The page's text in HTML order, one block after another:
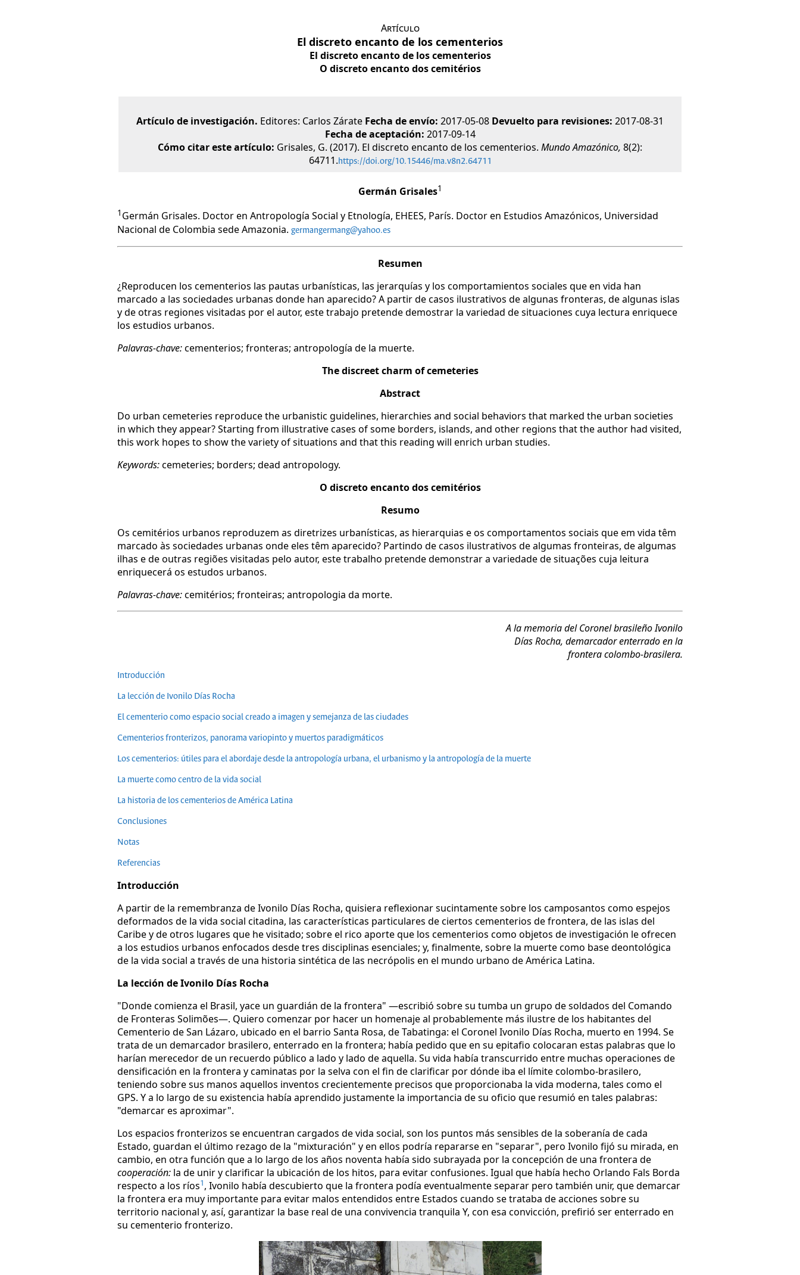
Artículo
El discreto encanto de los cementerios
El discreto encanto de los cementerios
O discreto encanto dos cemitérios
Artículo de investigación. Editores: Carlos Zárate Fecha de envío: 2017-05-08 Devuelto para revisiones: 2017-08-31
Fecha de aceptación: 2017-09-14
Cómo citar este artículo: Grisales, G. (2017). El discreto encanto de los cementerios. Mundo Amazónico, 8(2):
64711.https://doi.org/10.15446/ma.v8n2.64711
Germán Grisales1
1 Germán Grisales. Doctor en Antropología Social y Etnología, EHEES, París. Doctor en Estudios Amazónicos, Universidad
Nacional de Colombia sede Amazonia. germangermang@yahoo.es
Resumen
¿Reproducen los cementerios las pautas urbanísticas, las jerarquías y los comportamientos sociales que en vida han
marcado a las sociedades urbanas donde han aparecido? A partir de casos ilustrativos de algunas fronteras, de algunas islas
y de otras regiones visitadas por el autor, este trabajo pretende demostrar la variedad de situaciones cuya lectura enriquece
los estudios urbanos.
Palavras-chave:cementerios; fronteras; antropología de la muerte.
The discreet charm of cemeteries
Abstract
Do urban cemeteries reproduce the urbanistic guidelines, hierarchies and social behaviors that marked the urban societies
in which they appear? Starting from illustrative cases of some borders, islands, and other regions that the author had visited,
this work hopes to show the variety of situations and that this reading will enrich urban studies.
Keywords:cemeteries; borders; dead antropology.
O discreto encanto dos cemitérios
Resumo
Os cemitérios urbanos reproduzem as diretrizes urbanísticas, as hierarquias e os comportamentos sociais que em vida têm
marcado às sociedades urbanas onde eles têm aparecido? Partindo de casos ilustrativos de algumas fronteiras, de algumas
ilhas e de outras regiões visitadas pelo autor, este trabalho pretende demonstrar a variedade de situações cuja leitura
enriquecerá os estudos urbanos.
Palavras-chave:cemitérios; fronteiras; antropologia da morte.
A la memoria del Coronel brasileño Ivonilo
Días Rocha, demarcador enterrado en la
frontera colombo-brasilera.
Introducción
La lección de Ivonilo Días Rocha
El cementerio como espacio social creado a imagen y semejanza de las ciudades
Cementerios fronterizos, panorama variopinto y muertos paradigmáticos
Los cementerios: útiles para el abordaje desde la antropología urbana, el urbanismo y la antropología de la muerte
La muerte como centro de la vida social
La historia de los cementerios de América Latina
Conclusiones
Notas
Referencias
Introducción
A partir de la remembranza de Ivonilo Días Rocha, quisiera reflexionar sucintamente sobre los camposantos como espejos
deformados de la vida social citadina, las características particulares de ciertos cementerios de frontera, de las islas del
Caribe y de otros lugares que he visitado; sobre el rico aporte que los cementerios como objetos de investigación le ofrecen
a los estudios urbanos enfocados desde tres disciplinas esenciales; y, finalmente, sobre la muerte como base deontológica
de la vida social a través de una historia sintética de las necrópolis en el mundo urbano de América Latina.
La lección de Ivonilo Días Rocha
"Donde comienza el Brasil, yace un guardián de la frontera" —escribió sobre su tumba un grupo de soldados del Comando
de Fronteras Solimões—. Quiero comenzar por hacer un homenaje al probablemente más ilustre de los habitantes del
Cementerio de San Lázaro, ubicado en el barrio Santa Rosa, de Tabatinga: el Coronel Ivonilo Días Rocha, muerto en 1994. Se
trata de un demarcador brasilero, enterrado en la frontera; había pedido que en su epitafio colocaran estas palabras que lo
harían merecedor de un recuerdo público a lado y lado de aquella. Su vida había transcurrido entre muchas operaciones de
densificación en la frontera y caminatas por la selva con el fin de clarificar por dónde iba el límite colombo-brasilero,
teniendo sobre sus manos aquellos inventos crecientemente precisos que proporcionaba la vida moderna, tales como el
GPS. Y a lo largo de su existencia había aprendido justamente la importancia de su oficio que resumió en tales palabras:
"demarcar es aproximar".
Los espacios fronterizos se encuentran cargados de vida social, son los puntos más sensibles de la soberanía de cada
Estado, guardan el último rezago de la "mixturación" y en ellos podría repararse en "separar", pero Ivonilo fijó su mirada, en
cambio, en otra función que a lo largo de los años noventa había sido subrayada por la concepción de una frontera de
cooperación: la de unir y clarificar la ubicación de los hitos, para evitar confusiones. Igual que había hecho Orlando Fals Borda
respecto a los ríos1 , Ivonilo había descubierto que la frontera podía eventualmente separar pero también unir, que demarcar
la frontera era muy importante para evitar malos entendidos entre Estados cuando se trataba de acciones sobre su
territorio nacional y, así, garantizar la base real de una convivencia tranquila Y, con esa convicción, prefirió ser enterrado en
su cementerio fronterizo.